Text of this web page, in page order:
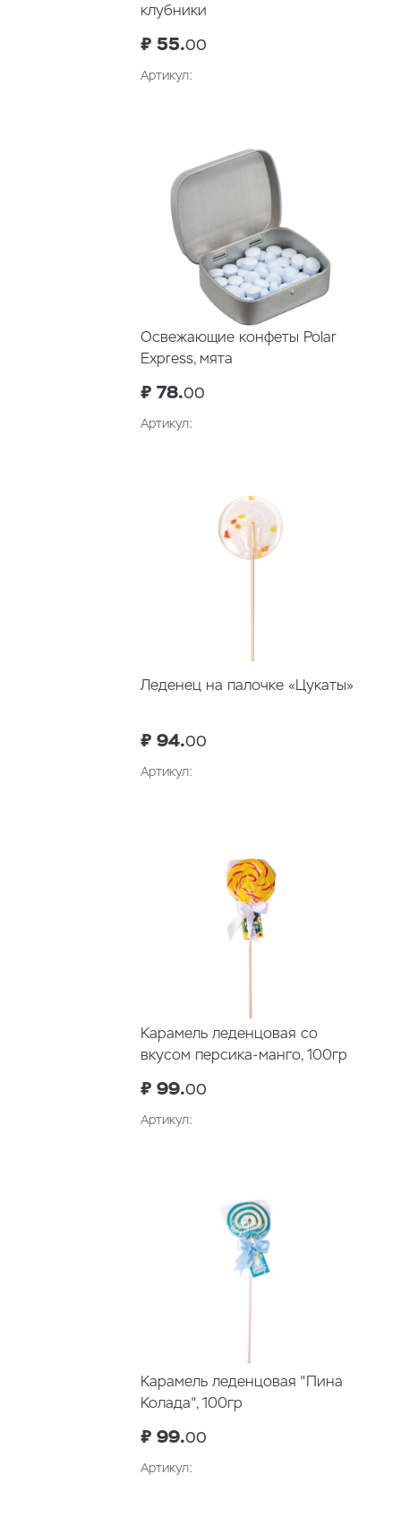
клубники
₽ 55.00
Артикул:
Освежающие конфеты Polar
Express, мята
₽ 78.00
Артикул:
Леденец на палочке «Цукаты»
₽ 94.00
Артикул:
Карамель леденцовая со
вкусом персика-манго, 100гр
₽ 99.00
Артикул:
Карамель леденцовая "Пина
Колада", 100гр
₽ 99.00
Артикул: